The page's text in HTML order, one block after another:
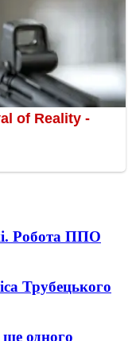
Робота ППО
Трубецького
одного